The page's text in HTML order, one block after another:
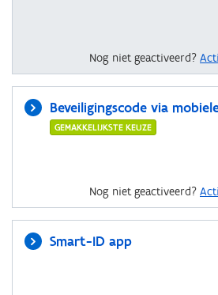
Nog niet geactiveerd?
Beveiligingscode via
GEMAKKELIJKSTE KEUZE
Nog niet geactiveerd?
Smart-ID app